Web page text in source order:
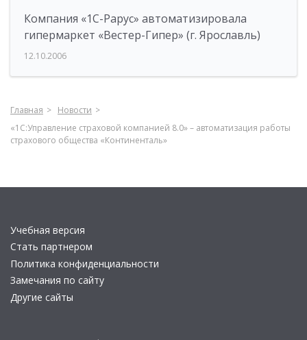
Компания «1С-Рарус» автоматизировала
гипермаркет «Вестер-Гипер» (г. Ярославль)
12.10.2006
Главная
Новости
«1С:Управление страховой компанией 8.0» – автоматизация работы
страхового общества «Континенталь»
Учебная версия
Стать партнером
Политика конфиденциальности
Замечания по сайту
Другие сайты